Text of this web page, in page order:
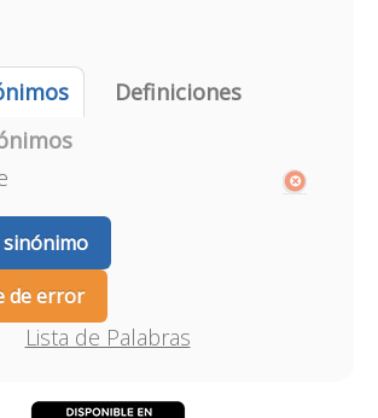
Definiciones
de error
Lista de Palabras